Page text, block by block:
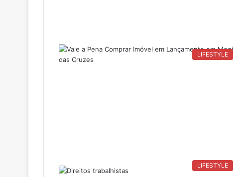
LIFESTYLE
LIFESTYLE